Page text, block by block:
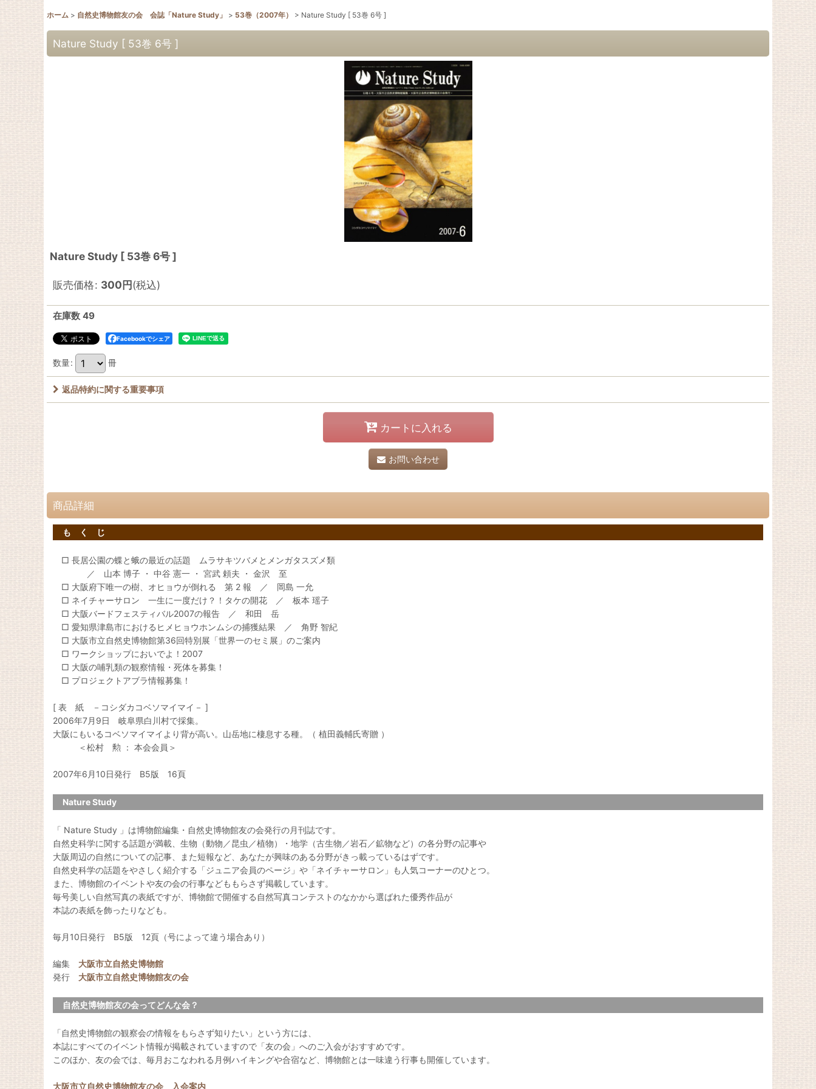
ホーム > 自然史博物館友の会 会誌「Nature Study」 > 53巻（2007年） > Nature Study [ 53巻 6号 ]
Nature Study [ 53巻 6号 ]
Nature Study [ 53巻 6号 ]
販売価格: 300円(税込)
在庫数 49
Facebookでシェア
数量: 冊
返品特約に関する重要事項
カートに入れる
お問い合わせ
商品詳細
も く じ
□ 長居公園の蝶と蛾の最近の話題 ムラサキツバメとメンガタスズメ類
／ 山本 博子 ・ 中谷 憲一 ・ 宮武 頼夫 ・ 金沢 至
□ 大阪府下唯一の樹、オヒョウが倒れる 第 2 報 ／ 岡島 一允
□ ネイチャーサロン 一生に一度だけ？！タケの開花 ／ 板本 瑶子
□ 大阪バードフェスティバル2007の報告 ／ 和田 岳
□ 愛知県津島市におけるヒメヒョウホンムシの捕獲結果 ／ 角野 智紀
□ 大阪市立自然史博物館第36回特別展「世界一のセミ展」のご案内
□ ワークショップにおいでよ！2007
□ 大阪の哺乳類の観察情報・死体を募集！
□ プロジェクトアブラ情報募集！
[ 表 紙 －コシダカコベソマイマイ－ ]
2006年7月9日 岐阜県白川村で採集。
大阪にもいるコベソマイマイより背が高い。山岳地に棲息する種。（ 植田義輔氏寄贈 ）
＜松村 勲 ： 本会会員＞
2007年6月10日発行 B5版 16頁
Nature Study
「 Nature Study 」は博物館編集・自然史博物館友の会発行の月刊誌です。
自然史科学に関する話題が満載、生物（動物／昆虫／植物）・地学（古生物／岩石／鉱物など）の各分野の記事や
大阪周辺の自然についての記事、また短報など、あなたが興味のある分野がきっ載っているはずです。
自然史科学の話題をやさしく紹介する「ジュニア会員のページ」や「ネイチャーサロン」も人気コーナーのひとつ。
また、博物館のイベントや友の会の行事などももらさず掲載しています。
毎号美しい自然写真の表紙ですが、博物館で開催する自然写真コンテストのなかから選ばれた優秀作品が
本誌の表紙を飾ったりなども。
毎月10日発行 B5版 12頁（号によって違う場合あり）
編集 大阪市立自然史博物館
発行 大阪市立自然史博物館友の会
自然史博物館友の会ってどんな会？
「自然史博物館の観察会の情報をもらさず知りたい」という方には、
本誌にすべてのイベント情報が掲載されていますので「友の会」へのご入会がおすすめです。
このほか、友の会では、毎月おこなわれる月例ハイキングや合宿など、博物館とは一味違う行事も開催しています。
大阪市立自然史博物館友の会 入会案内